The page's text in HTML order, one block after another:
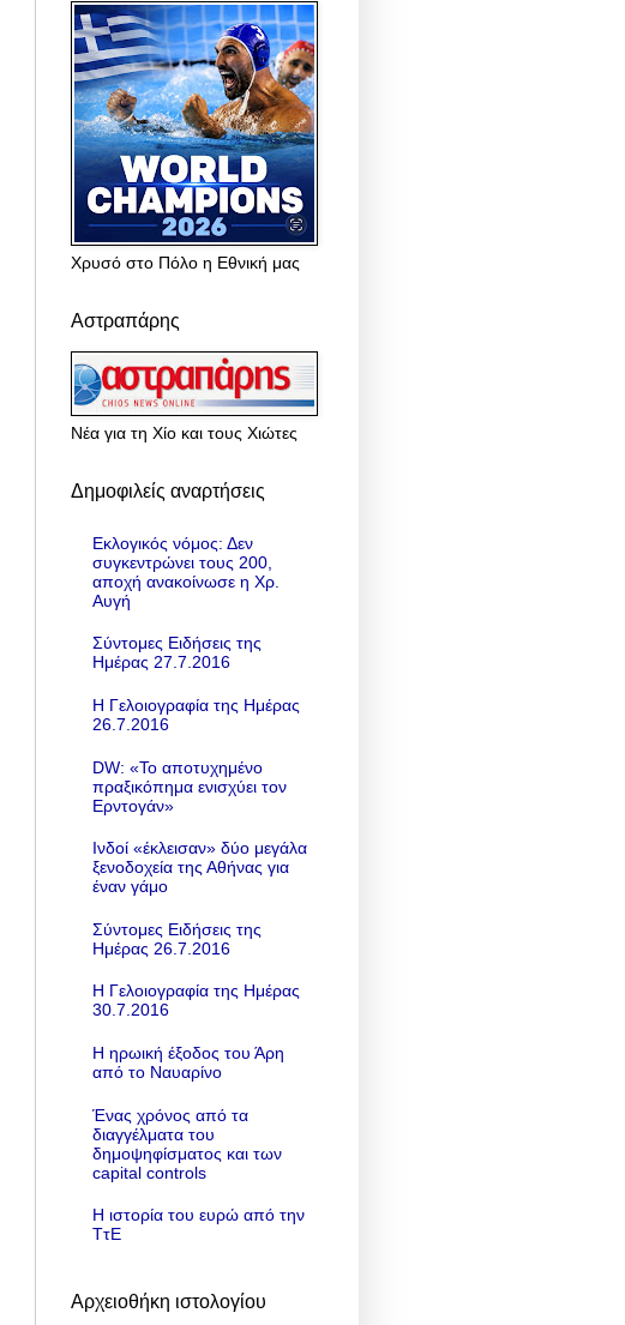
Χρυσό στο Πόλο η Εθνική μας
Αστραπάρης
Νέα για τη Χίο και τους Χιώτες
Δημοφιλείς αναρτήσεις
Εκλογικός νόμος: Δεν
συγκεντρώνει τους 200,
αποχή ανακοίνωσε η Χρ.
Αυγή
Σύντομες Ειδήσεις της
Ημέρας 27.7.2016
Η Γελοιογραφία της Ημέρας
26.7.2016
DW: «To αποτυχημένο
πραξικόπημα ενισχύει τον
Ερντογάν»
Ινδοί «έκλεισαν» δύο μεγάλα
ξενοδοχεία της Αθήνας για
έναν γάμο
Σύντομες Ειδήσεις της
Ημέρας 26.7.2016
Η Γελοιογραφία της Ημέρας
30.7.2016
Η ηρωική έξοδος του Άρη
από το Ναυαρίνο
Ένας χρόνος από τα
διαγγέλματα του
δημοψηφίσματος και των
capital controls
Η ιστορία του ευρώ από την
ΤτΕ
Αρχειοθήκη ιστολογίου